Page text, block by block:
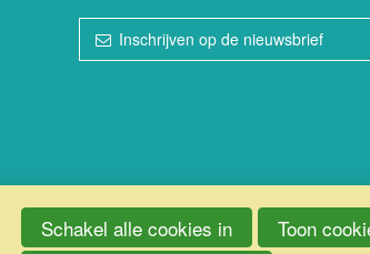
Inschrijven op de nieuwsbrief
Schakel alle cookies in Toon